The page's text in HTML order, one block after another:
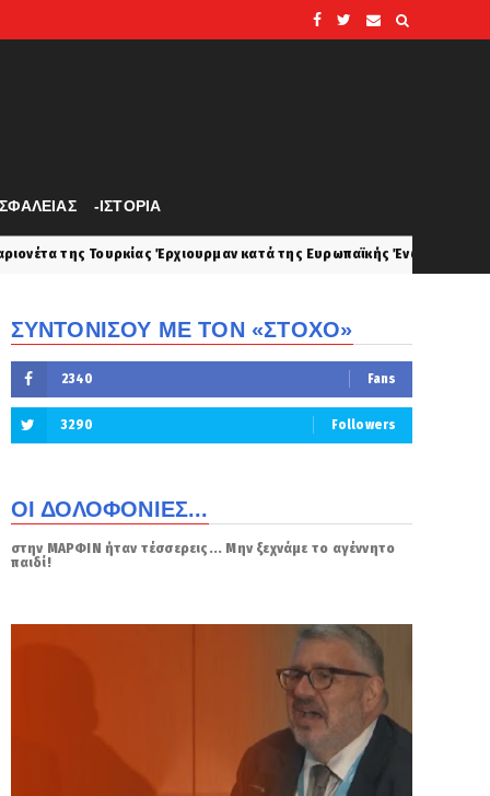
-ΙΣΤΟΡΙΑ
Έρχιουρμαν κατά της Ευρωπαϊκής Ένωσης: Βάζει όρους, την
ΣΥΝΤΟΝΙΣΟΥ ΜΕ ΤΟΝ «ΣΤΟΧΟ»
2340 Fans
3290 Followers
ΟΙ ΔΟΛΟΦΟΝΙΕΣ...
στην ΜΑΡΦΙΝ ήταν τέσσερεις... Μην ξεχνάμε το αγέννητο
παιδί!